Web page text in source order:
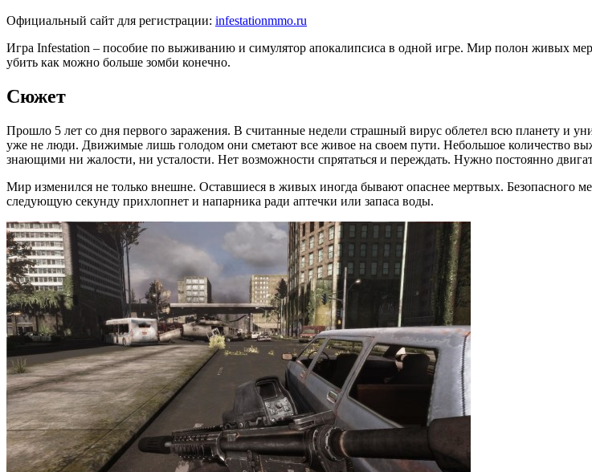
Официальный сайт для регистрации: infestationmmo.ru
Игра Infestation – пособие по выживанию и симулятор апокалипсиса в одной игре. Мир полон живых
убить как можно больше зомби конечно.
Сюжет
Прошло 5 лет со дня первого заражения. В считанные недели страшный вирус облетел всю планету и
уже не люди. Движимые лишь голодом они сметают все живое на своем пути. Небольшое количество
знающими ни жалости, ни усталости. Нет возможности спрятаться и переждать. Нужно постоянно
Мир изменился не только внешне. Оставшиеся в живых иногда бывают опаснее мертвых. Безопасного
следующую секунду прихлопнет и напарника ради аптечки или запаса воды.